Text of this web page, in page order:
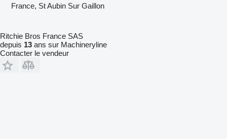
France, St Aubin Sur Gaillon
Ritchie Bros France SAS
depuis 13 ans sur Machineryline
Contacter le vendeur